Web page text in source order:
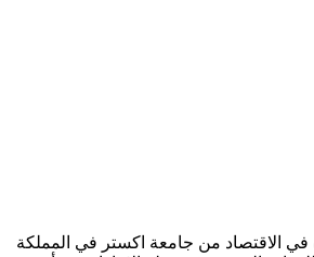
في الاقتصاد من جامعة اكستر في المملكة